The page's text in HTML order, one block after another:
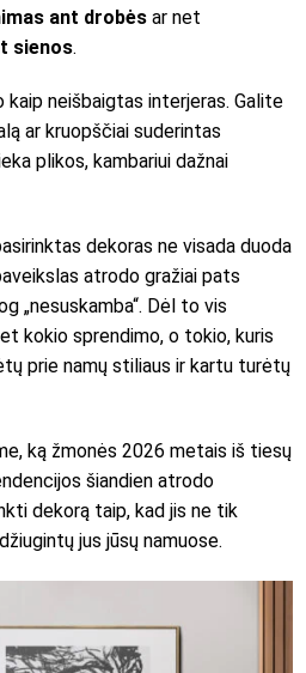
ant drobės ar net
sienos.
kaip neišbaigtas interjeras. Galite
ar kruopščiai suderintas
plikos, kambariui dažnai
dekoras ne visada duoda
atrodo gražiai pats
„nesuskamba“. Dėl to vis
kokio sprendimo, o tokio, kuris
prie namų stiliaus ir kartu turėtų
ką žmonės 2026 metais iš tiesų
šiandien atrodo
dekorą taip, kad jis ne tik
jus jūsų namuose.